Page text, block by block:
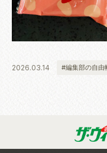
2026.03.14 #編集部の自由